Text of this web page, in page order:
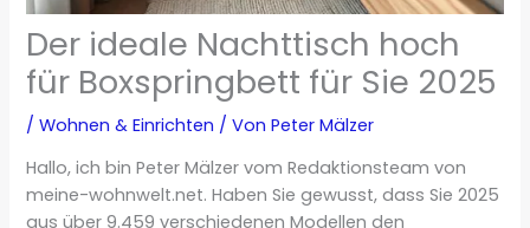
Der ideale Nachttisch hoch
für Boxspringbett für Sie 2025
/Wohnen & Einrichten / VonPeter Mälzer
Hallo, ich bin Peter Mälzer vom Redaktionsteam von
meine-wohnwelt.net. Haben Sie gewusst, dass Sie 2025
aus über 9.459 verschiedenen Modellen den